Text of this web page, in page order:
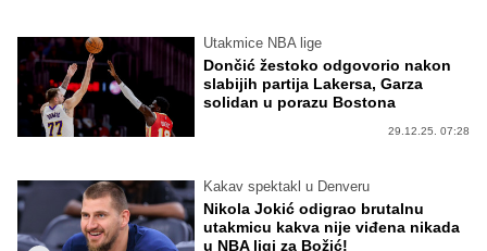
Utakmice NBA lige
Dončić žestoko odgovorio nakon
slabijih partija Lakersa, Garza
solidan u porazu Bostona
29.12.25. 07:28
Kakav spektakl u Denveru
Nikola Jokić odigrao brutalnu
utakmicu kakva nije viđena nikada
u NBA ligi za Božić!